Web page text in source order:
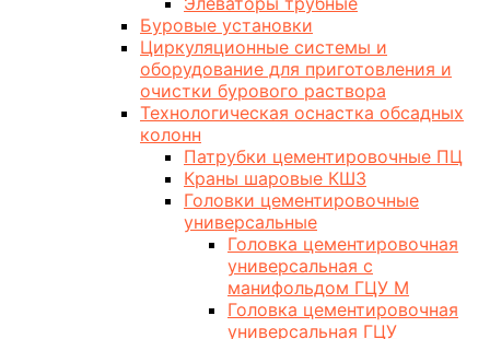
Буровые установки
Циркуляционные системы и
оборудование для приготовления и
очистки бурового раствора
Технологическая оснастка обсадных
колонн
Патрубки цементировочные ПЦ
Краны шаровые КШЗ
Головки цементировочные
универсальные
Головка цементировочная
универсальная с
манифольдом ГЦУ М
Головка цементировочная
универсальная ГЦУ